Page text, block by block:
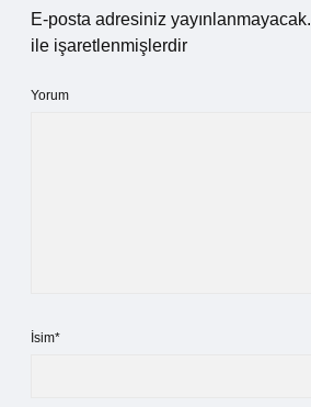
E-posta adresiniz yayınlanmayacak.
ile işaretlenmişlerdir
Yorum
İsim*